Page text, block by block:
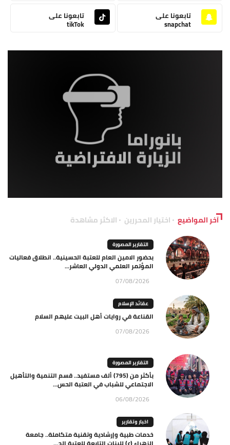
تابعونا على
snapchat
تابعونا على
tikTok
آخر المواضيع اختيار المحررين الاكثر مشاهدة
التقارير المصورة
بحضور الامين العام للعتبة الحسينية.. انطلاق فعاليات
المؤتمر العلمي الدولي العاشر...
07/08/2026
عقائد الإسلام
القناعة في روايات أهل البيت عليهم السلام
07/08/2026
التقارير المصورة
بأكثر من (795) ألف مستفيد.. قسم التنمية والتأهيل
الاجتماعي للشباب في العتبة الحس...
06/08/2026
اخبار وتقارير
خدمات طبية وإرشادية وتقنية متكاملة.. جامعة